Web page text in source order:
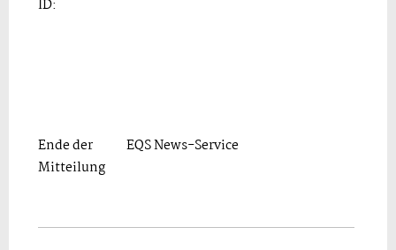
ID:
Ende der
Mitteilung
EQS News-Service